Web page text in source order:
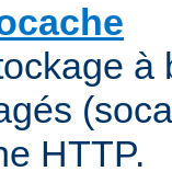
à
HTTP.